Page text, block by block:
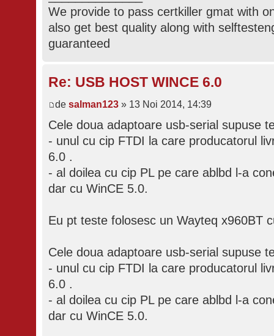
We provide to pass certkiller gmat with
also get best quality along with
guaranteed
Re: USB HOST WINCE 6.0
de salman123» 13 Noi 2014, 14:39
Cele doua adaptoare usb-serial supuse
- unul cu cip FTDI la care producatorul
6.0 .
- al doilea cu cip PL pe care ablbd l-a
dar cu WinCE 5.0.
Eu pt teste folosesc un Wayteq x960BT
Cele doua adaptoare usb-serial supuse
- unul cu cip FTDI la care producatorul
6.0 .
- al doilea cu cip PL pe care ablbd l-a
dar cu WinCE 5.0.